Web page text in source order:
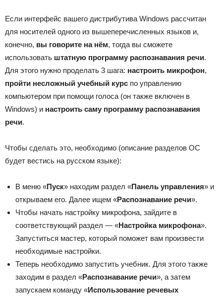
Если интерфейс вашего дистрибутива Windows рассчитан
для носителей одного из вышеперечисленных языков и,
конечно, вы говорите на нём, тогда вы сможете
использовать штатную программу распознавания речи.
Для этого нужно проделать 3 шага: настроить микрофон,
пройти несложный учебный курс по управлению
компьютером при помощи голоса (он также включен в
Windows) и настроить саму программу распознавания
речи.
Чтобы сделать это, необходимо (описание разделов ОС
будет вестись на русском языке):
В меню «Пуск» находим раздел «Панель управления» и
открываем его. Далее ищем «Распознавание речи».
Чтобы начать настройку микрофона, зайдите в
соответствующий раздел — «Настройка микрофона».
Запуститься мастер, который поможет вам произвести
необходимые настройки.
Теперь необходимо запустить учебник. Для этого также
заходим в раздел «Распознавание речи», а затем
запускаем команду «Использование речевых